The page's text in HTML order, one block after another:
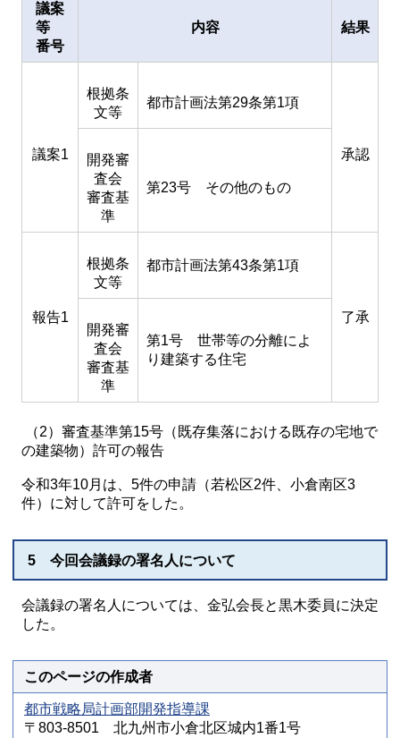
議案
等
番号
内容 結果
議案1
根拠条
文等
都市計画法第29条第1項
承認
開発審
査会
審査基
準
第23号 その他のもの
報告1
根拠条
文等
都市計画法第43条第1項
了承
開発審
査会
審査基
準
第1号 世帯等の分離によ
り建築する住宅
（2）審査基準第15号（既存集落における既存の宅地で
の建築物）許可の報告
令和3年10月は、5件の申請（若松区2件、小倉南区3
件）に対して許可をした。
5 今回会議録の署名人について
会議録の署名人については、金弘会長と黒木委員に決定
した。
このページの作成者
都市戦略局計画部開発指導課
〒803-8501 北九州市小倉北区城内1番1号